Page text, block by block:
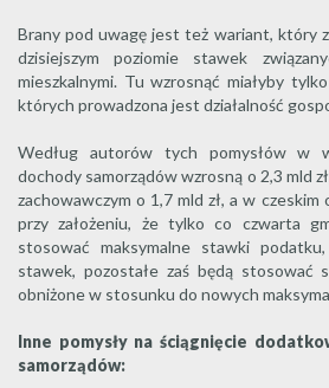
Brany pod uwagę jest też wariant, który
dzisiejszym poziomie stawek
mieszkalnymi. Tu wzrosnąć miałyby
których prowadzona jest działalność
Według autorów tych pomysłów w
dochody samorządów wzrosną o 2,3 mld
zachowawczym o 1,7 mld zł, a w
przy założeniu, że tylko co czwarta
stosować maksymalne stawki
stawek, pozostałe zaś będą stosować
obniżone w stosunku do nowych
Inne pomysły na ściągnięcie
samorządów: